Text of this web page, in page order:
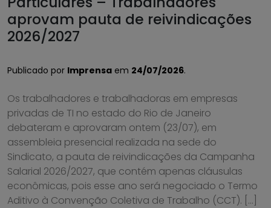
aprovam pauta de reivindicações
2026/2027
Publicado por Imprensa em 24/07/2026.
Os trabalhadores e trabalhadoras em empresas
privadas de TI no estado do Rio de Janeiro
debateram e aprovaram ontem (23/07), em
assembleia presencial realizada na sede do
Sindicato, a pauta de reivindicações da Campanha
Salarial 2026/2027, que contém apenas cláusulas
econômicas, pois esse ano será negociado o Termo
Aditivo à Convenção Coletiva de Trabalho (CCT). […]